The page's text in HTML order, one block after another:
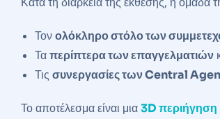
Τονολόκληρο στόλο των
Ταπερίπτερα των επαγγελματιών
Τις συνεργασίες των Central
Το αποτέλεσμα είναι μια3D περιήγηση